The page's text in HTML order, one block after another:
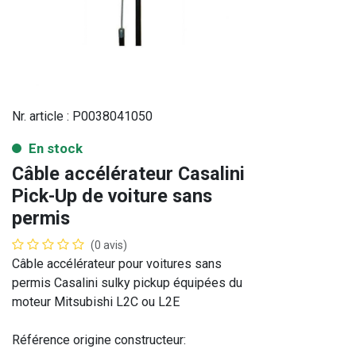
Nr. article : P0038041050
En stock
Câble accélérateur Casalini
Pick-Up de voiture sans
permis
(0 avis)
Câble accélérateur pour voitures sans
permis Casalini sulky pickup équipées du
moteur Mitsubishi L2C ou L2E
Référence origine constructeur: